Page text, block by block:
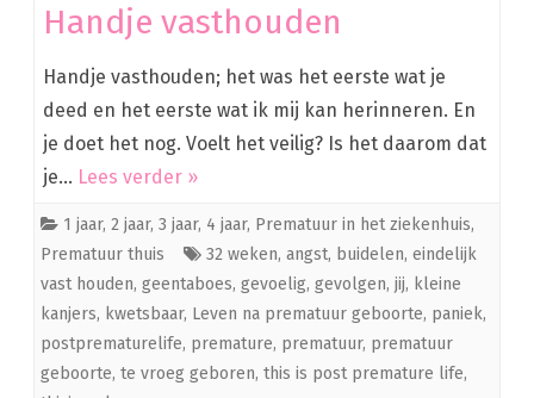
Handje vasthouden
Handje vasthouden; het was het eerste wat je
deed en het eerste wat ik mij kan herinneren. En
je doet het nog. Voelt het veilig? Is het daarom dat
je… Lees verder »
1 jaar, 2 jaar, 3 jaar, 4 jaar, Prematuur in het ziekenhuis,
Prematuur thuis
32 weken, angst, buidelen, eindelijk
vast houden, geentaboes, gevoelig, gevolgen, jij, kleine
kanjers, kwetsbaar, Leven na prematuur geboorte, paniek,
postprematurelife, premature, prematuur, prematuur
geboorte, te vroeg geboren, this is post premature life,